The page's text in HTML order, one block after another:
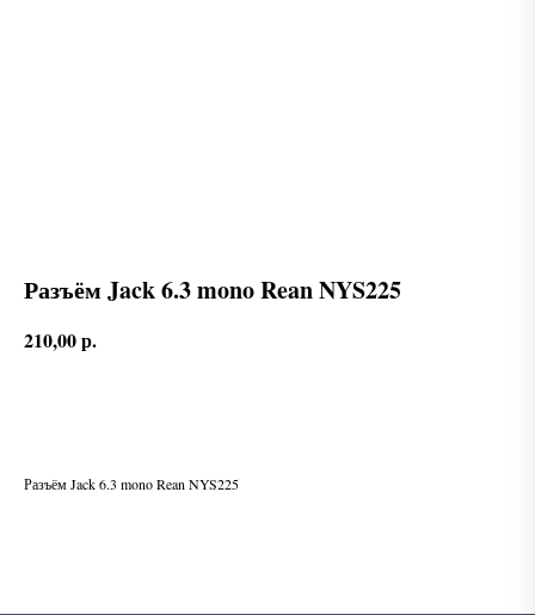
Разъём Jack 6.3 mono Rean NYS225
210,00р.
Разъём Jack 6.3 mono Rean NYS225